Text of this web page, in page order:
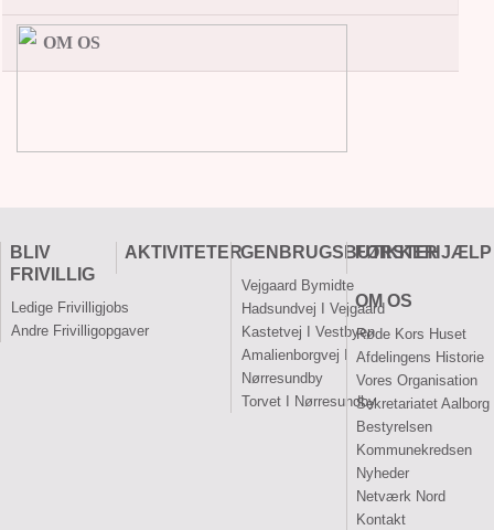
OM OS
BLIV
FRIVILLIG
Ledige Frivilligjobs
Andre Frivilligopgaver
AKTIVITETERGENBRUGSBUTIKKER
Vejgaard Bymidte
Hadsundvej I Vejgaard
Kastetvej I Vestbyen
Amalienborgvej I
Nørresundby
Torvet I Nørresundby
FØRSTEHJÆLP
OM OS
Røde Kors Huset
Afdelingens Historie
Vores Organisation
Sekretariatet Aalborg
Bestyrelsen
Kommunekredsen
Nyheder
Netværk Nord
Kontakt